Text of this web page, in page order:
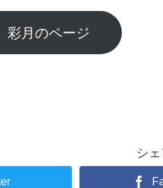
月のページ
シ